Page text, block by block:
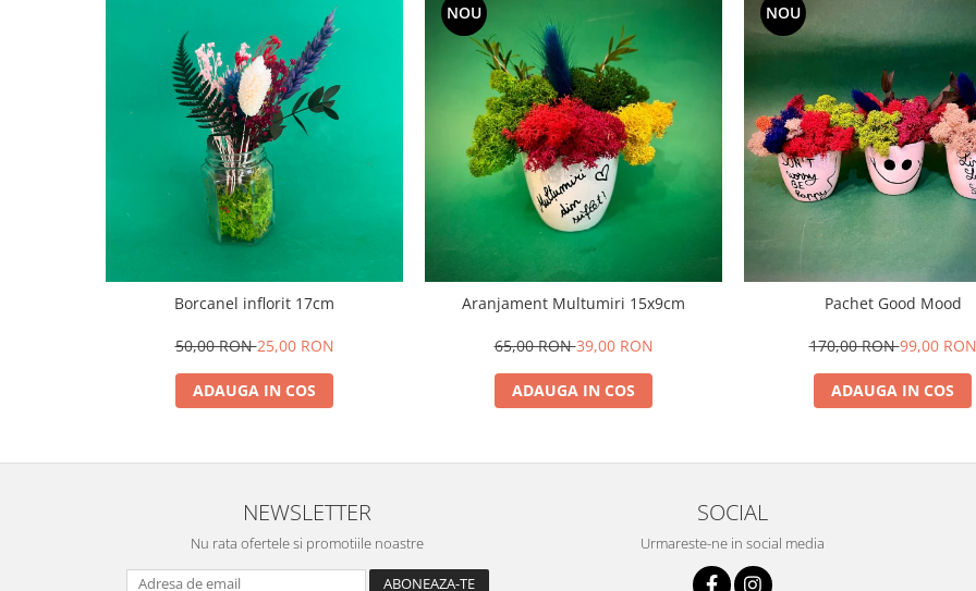
Borcanel inflorit 17cm
50,00 RON25,00 RON
ADAUGA IN COS
NOU
Aranjament Multumiri 15x9cm
65,00 RON39,00 RON
ADAUGA IN COS
NOU
Pachet Good Mood
170,00 RON99,00 RON
ADAUGA IN COS
NEWSLETTER
Nu rata ofertele si promotiile noastre
SOCIAL
Urmareste-ne in social media